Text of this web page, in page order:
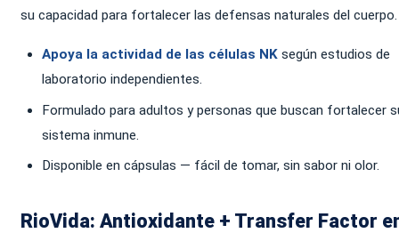
su capacidad para fortalecer las defensas naturales del cuerpo.
Apoya la actividad de las células NK según estudios de
laboratorio independientes.
Formulado para adultos y personas que buscan fortalecer
sistema inmune.
Disponible en cápsulas — fácil de tomar, sin sabor ni olor.
RioVida: Antioxidante + Transfer Factor